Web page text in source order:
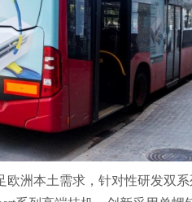
欧洲本土需求，针对性研发双